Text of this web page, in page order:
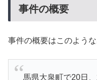
事件の概要
事件の概要はこのような
馬県大泉町で20日